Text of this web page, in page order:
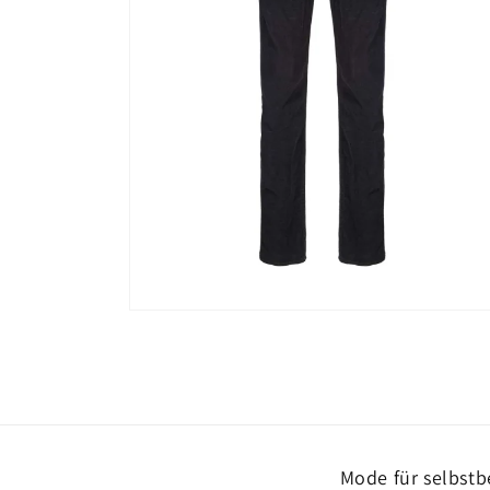
Mode für